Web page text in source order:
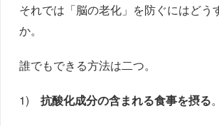
それでは「脳の老化」を防ぐにはどう
か。
誰でもできる方法は二つ。
1)抗酸化成分の含まれる食事を摂る。